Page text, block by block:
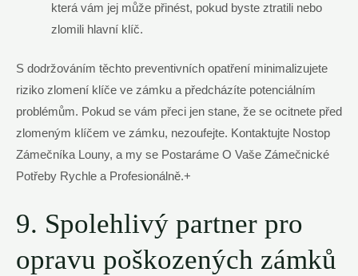
která vám jej může přinést, pokud byste ztratili nebo
zlomili hlavní klíč.
S dodržováním těchto preventivních opatření minimalizujete
riziko zlomení klíče ve zámku a předcházíte potenciálním
problémům. Pokud se vám přeci jen stane, že se ocitnete před
zlomeným klíčem ve zámku, nezoufejte. Kontaktujte Nostop
Zámečníka Louny, a my se Postaráme O Vaše Zámečnické
Potřeby Rychle a Profesionálně.+
9. Spolehlivý partner pro
opravu poškozených zámků